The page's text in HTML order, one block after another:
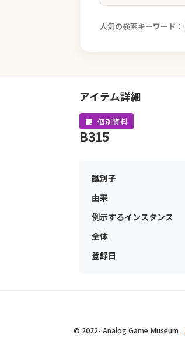
人気の検索キーワード：
アイテム詳細
個別資料
B315
識別子
由来
例示するインスタンス
全体
登録日
© 2022- Analog Game Museum